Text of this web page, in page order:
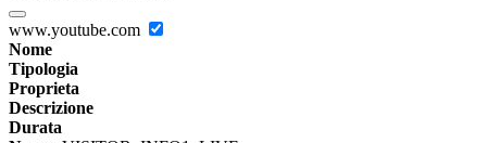
www.youtube.com
Nome
Tipologia
Proprieta
Descrizione
Durata